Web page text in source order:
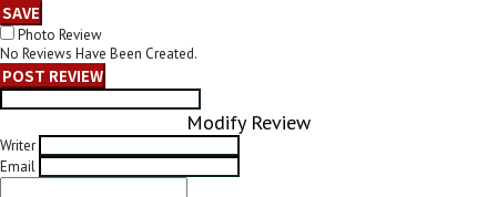
SAVE
Photo Review
No Reviews Have Been Created.
POST REVIEW
Modify Review
Writer
Email